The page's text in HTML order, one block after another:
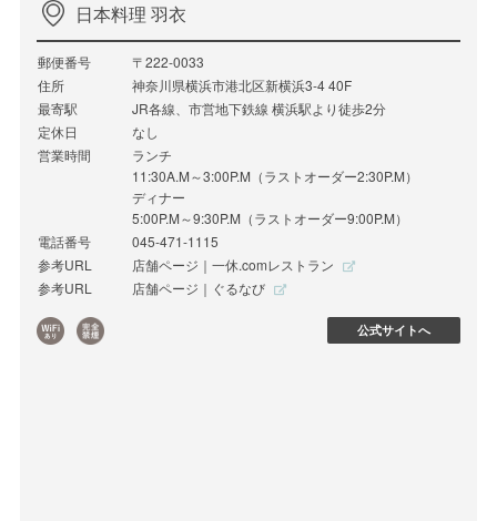
日本料理 羽衣
郵便番号
〒222-0033
住所
神奈川県横浜市港北区新横浜3-4 40F
最寄駅
JR各線、市営地下鉄線 横浜駅より徒歩2分
定休日
なし
営業時間
ランチ
11:30A.M～3:00P.M（ラストオーダー2:30P.M）
ディナー
5:00P.M～9:30P.M（ラストオーダー9:00P.M）
電話番号
045-471-1115
参考URL
店舗ページ｜一休.comレストラン
参考URL
店舗ページ｜ぐるなび
公式サイトへ